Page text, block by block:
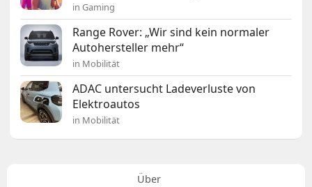
in Gaming
Range Rover: „Wir sind kein normaler
Autohersteller mehr“
in Mobilität
ADAC untersucht Ladeverluste von
Elektroautos
in Mobilität
Über